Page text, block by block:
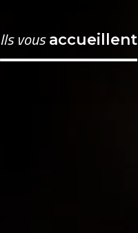
Ils vousaccueillent